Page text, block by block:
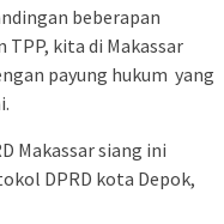
beberapan
TPP, kita di Makassar
payung hukum yang
Makassar siang ini
DPRD kota Depok,